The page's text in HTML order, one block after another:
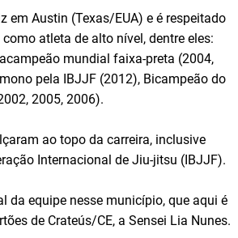
em Austin (Texas/EUA) e é respeitado
atleta de alto nível, dentre eles:
mundial faixa-preta (2004,
pela IBJJF (2012), Bicampeão do
2005, 2006).
ao topo da carreira, inclusive
Internacional de Jiu-jitsu (IBJJF).
da equipe nesse município, que aqui é
de Crateús/CE, a Sensei Lia Nunes.